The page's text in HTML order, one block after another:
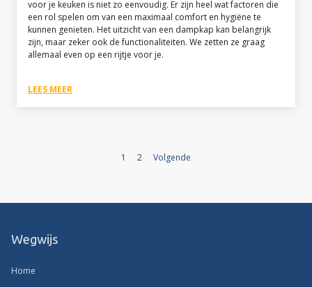
voor je keuken is niet zo eenvoudig. Er zijn heel wat factoren die
een rol spelen om van een maximaal comfort en hygiëne te
kunnen genieten. Het uitzicht van een dampkap kan belangrijk
zijn, maar zeker ook de functionaliteiten. We zetten ze graag
allemaal even op een rijtje voor je.
LEES MEER
1 2 Volgende
Wegwijs
Home